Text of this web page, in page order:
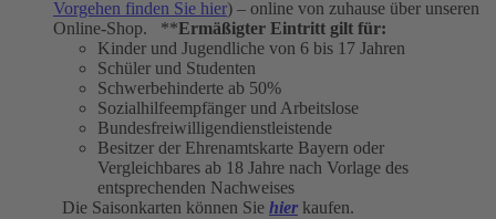
Vorgehen finden Sie hier) – online von zuhause über unseren
Online-Shop. **Ermäßigter Eintritt gilt für:
Kinder und Jugendliche von 6 bis 17 Jahren
Schüler und Studenten
Schwerbehinderte ab 50%
Sozialhilfeempfänger und Arbeitslose
Bundesfreiwilligendienstleistende
Besitzer der Ehrenamtskarte Bayern oder
Vergleichbares ab 18 Jahre nach Vorlage des
entsprechenden Nachweises
Die Saisonkarten können Sie hier kaufen.